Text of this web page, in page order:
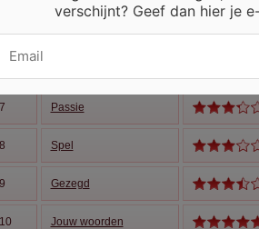
Lippen
7 Passie
8 Spel
9 Gezegd
10 Jouw woorden
verschijnt? Geef dan hier je